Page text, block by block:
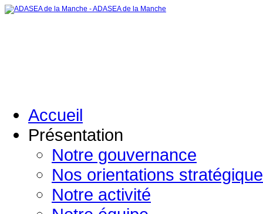
Accueil
Présentation
Notre gouvernance
Nos orientations
Notre activité